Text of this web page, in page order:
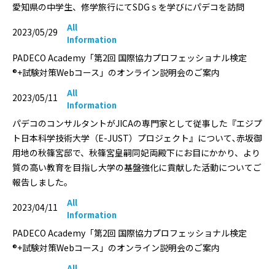
愛知県の中学生、修学旅行にてSDGｓを学びにパデコを訪問
2023/05/29
All
Information
PADECO Academy「第2回 国際協力プロフェッショナル検定
®+試験対策Webコース」のオンライン説明会のご案内
2023/05/11
All
Information
パデコのコンサルタントがJICAの専門家として従事した『エジプ
ト日本科学技術大学（E-JUST）プロジェクト』について､赤坂御
用地の秋篠宮邸で、秋篠宮皇嗣同妃両殿下にお目にかかり、より
質の高い教育を目指し大学の基盤強化に貢献した活動についてご
報告しました｡
2023/04/11
All
Information
PADECO Academy「第2回 国際協力プロフェッショナル検定
®+試験対策Webコース」のオンライン説明会のご案内